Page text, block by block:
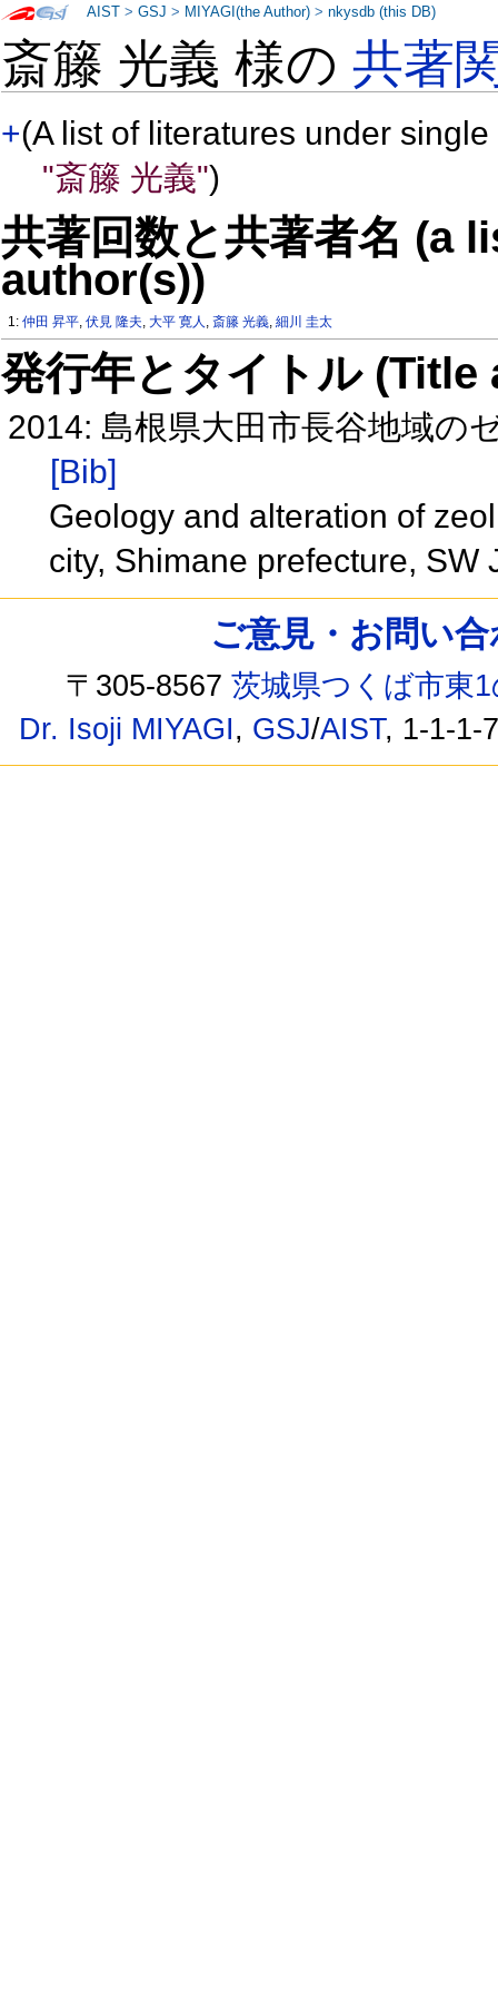
斎籐 光義 様の共著
+(A list of literatures under
"斎籐 光義")
共著回数と共著者名 (a
author(s))
1:仲田 昇平,伏見 隆夫,大平 寛人 ,斎籐 光義,細川 圭太
発行年とタイトル
2014: 島根県大田市長谷地域の
[Bib]
Geology and alteration of
city, Shimane prefecture, SW
AIST >GSJ > MIYAGI(the Author) >nkysdb (this DB)
ご意見・お問い
〒305-8567茨城県つくば市東
Dr. Isoji MIYAGI, GSJ/AIST, 1-1-1-